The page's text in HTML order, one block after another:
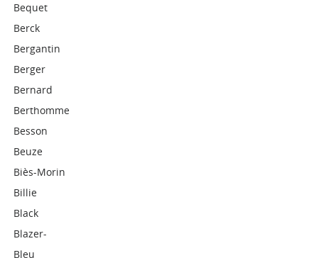
Bequet
Berck
Bergantin
Berger
Bernard
Berthomme
Besson
Beuze
Biès-Morin
Billie
Black
Blazer-
Bleu